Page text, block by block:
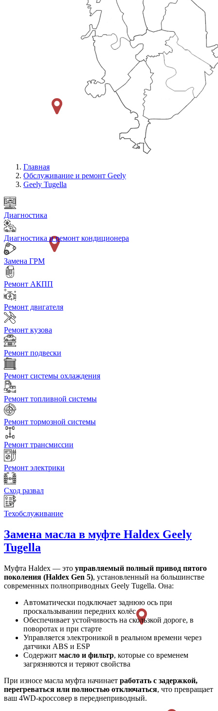
Главная
Обслуживание и ремонт Geely
Geely Tugella
Диагностика
Диагностика и ремонт кондиционера
Замена ГРМ
Ремонт АКПП
Ремонт двигателя
Ремонт кузова
Ремонт подвески
Ремонт системы охлаждения
Ремонт топливной системы
Ремонт тормозной системы
Ремонт трансмиссии
Ремонт электрики
Сход развал
Техобслуживание
Замена масла в муфте Haldex Geely
Tugella
Муфта Haldex — это управляемый полный привод пятого
поколения (Haldex Gen 5), установленный на большинстве
современных полноприводных Geely Tugella. Она:
Автоматически подключает заднюю ось при
проскальзывании передних колёс
Обеспечивает устойчивость на скользкой дороге, в
поворотах и при старте
Управляется электроникой в реальном времени через
датчики ABS и ESP
Содержит масло и фильтр, которые со временем
загрязняются и теряют свойства
При износе масла муфта начинает работать с задержкой,
перегреваться или полностью отключаться, что превращает
ваш 4WD-кроссовер в переднеприводный.